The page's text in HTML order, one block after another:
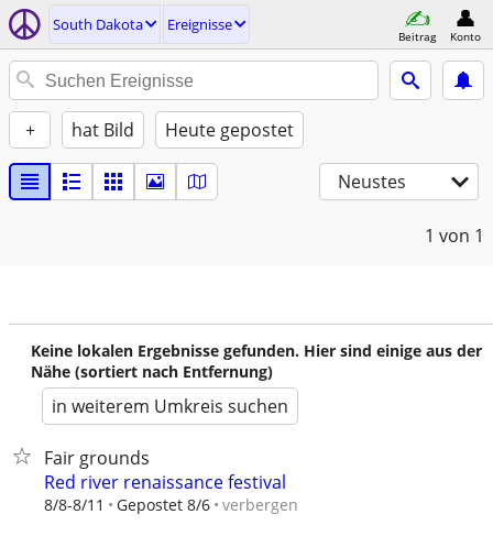
South Dakota Ereignisse
Beitrag Konto
+ hat Bild Heute gepostet
Neustes
1 von 1
Keine lokalen Ergebnisse gefunden. Hier sind einige aus der
Nähe (sortiert nach Entfernung)
in weiterem Umkreis suchen
Fair grounds
Red river renaissance festival
8/8-8/11 Gepostet 8/6 verbergen